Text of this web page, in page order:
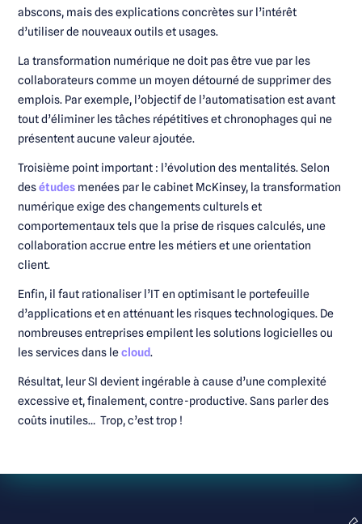
abscons, mais des explications concrètes sur l’intérêt
d’utiliser de nouveaux outils et usages.
La transformation numérique ne doit pas être vue par les
collaborateurs comme un moyen détourné de supprimer des
emplois. Par exemple, l’objectif de l’automatisation est avant
tout d’éliminer les tâches répétitives et chronophages qui ne
présentent aucune valeur ajoutée.
Troisième point important : l’évolution des mentalités. Selon
desétudes menées par le cabinet McKinsey, la transformation
numérique exige des changements culturels et
comportementaux tels que la prise de risques calculés, une
collaboration accrue entre les métiers et une orientation
client.
Enfin, il faut rationaliser l’IT en optimisant le portefeuille
d’applications et en atténuant les risques technologiques. De
nombreuses entreprises empilent les solutions logicielles ou
les services dans lecloud.
Résultat, leur SI devient ingérable à cause d’une complexité
excessive et, finalement, contre-productive. Sans parler des
coûts inutiles… Trop, c’est trop !